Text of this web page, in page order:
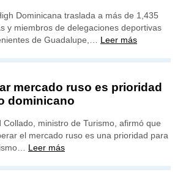
Dominicana traslada a más de 1,435
y miembros de delegaciones deportivas
de Guadalupe,… Leer más
mercado ruso es prioridad
dominicano
Collado, ministro de Turismo, afirmó que
el mercado ruso es una prioridad para
Leer más